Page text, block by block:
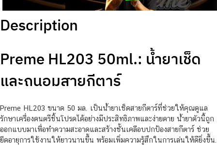
Description
Preme HL203 50ml.: น้ำยาเช็ด
และถนอมสายกีตาร์
Preme HL203 ขนาด 50 มล. เป็นน้ำยาเช็ดสายกีตาร์ที่ช่วยให้คุณดูแล
รักษาเครื่องดนตรีชิ้นโปรดได้อย่างมีประสิทธิภาพและง่ายดาย น้ำยาตัวนี้ถูก
ออกแบบมาเพื่อทำความสะอาดและสร้างชั้นเคลือบปกป้องสายกีตาร์ ช่วย
ยืดอายุการใช้งานให้ยาวนานขึ้น พร้อมเพิ่มความรู้สึกในการเล่นให้ดียิ่งขึ้น.